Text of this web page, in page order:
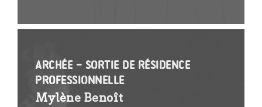
Archée – sortie de résidence
professionnelle
Mylène Benoît